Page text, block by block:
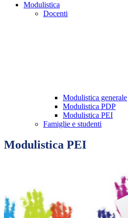
Modulistica
Docenti
Modulistica generale
Modulistica PDP
Modulistica PEI
Famiglie e studenti
Modulistica PEI